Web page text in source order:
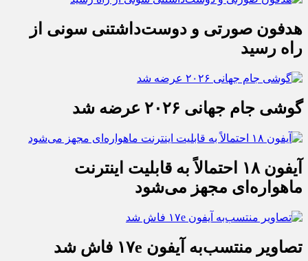
هدفون صورتی و دوست‌داشتنی سونی از
راه رسید
گوشی جام جهانی ۲۰۲۶ عرضه شد
آیفون ۱۸ احتمالاً به قابلیت اینترنت
ماهواره‌ای مجهز می‌شود
تصاویر منتسب‌به آیفون ۱۷e فاش شد